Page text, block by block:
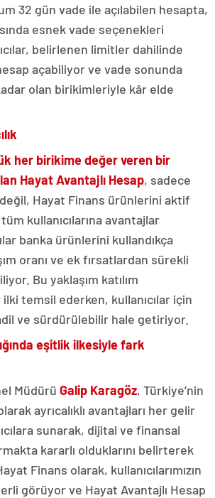
32 gün vade ile açılabilen hesapta,
esnek vade seçenekleri
belirlenen limitler dahilinde
açabiliyor ve vade sonunda
olan birikimleriyle kâr elde
her birikime değer veren bir
Hayat Avantajlı Hesap, sadece
Hayat Finans ürünlerini aktif
kullanıcılarına avantajlar
banka ürünlerini kullandıkça
oranı ve ek fırsatlardan sürekli
Bu yaklaşım katılım
ilki temsil ederken, kullanıcılar için
adil ve sürdürülebilir hale getiriyor.
eşitlik ilkesiyle fark
Müdürü Galip Karagöz, Türkiye’nin
ayrıcalıklı avantajları her gelir
sunarak, dijital ve finansal
kararlı olduklarını belirterek
Finans olarak, kullanıcılarımızın
görüyor ve Hayat Avantajlı Hesap